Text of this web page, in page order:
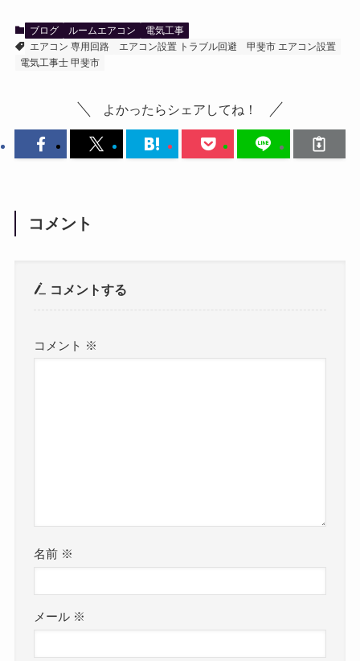
ブログ ルームエアコン
電気工事
エアコン 専用回路
エアコン設置 トラブル回避
甲斐市 エアコン設置
電気工事士 甲斐市
よかったらシェアしてね！
コメント
コメントする
コメント ※
名前 ※
メール ※